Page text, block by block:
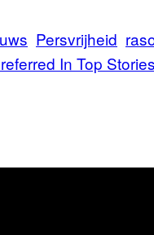
Persvrijheid
In Top Stories